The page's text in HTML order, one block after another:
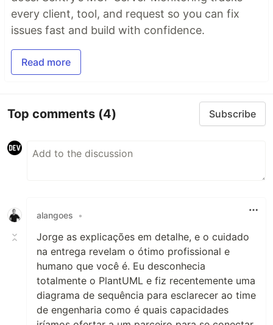
every client, tool, and request so you can fix
issues fast and build with confidence.
Read more
Top comments (4) Subscribe
alangoes •
Jorge as explicações em detalhe, e o cuidado
na entrega revelam o ótimo profissional e
humano que você é. Eu desconhecia
totalmente o PlantUML e fiz recentemente uma
diagrama de sequência para esclarecer ao time
de engenharia como é quais capacidades